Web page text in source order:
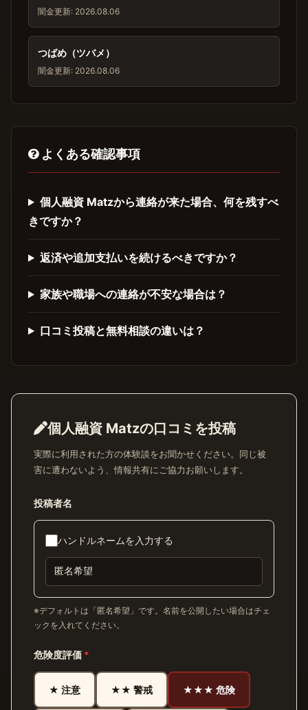
闇金更新: 2026.08.06
つばめ（ツバメ）
闇金更新: 2026.08.06
よくある確認事項
個人融資 Matzから連絡が来た場合、何を残すべ
きですか？
返済や追加支払いを続けるべきですか？
家族や職場への連絡が不安な場合は？
口コミ投稿と無料相談の違いは？
個人融資 Matzの口コミを投稿
実際に利用された方の体験談をお聞かせください。同じ被
害に遭わないよう、情報共有にご協力お願いします。
投稿者名
ハンドルネームを入力する
※デフォルトは「匿名希望」です。名前を公開したい場合はチェ
ックを入れてください。
危険度評価 *
★ 注意 ★★ 警戒 ★★★ 危険